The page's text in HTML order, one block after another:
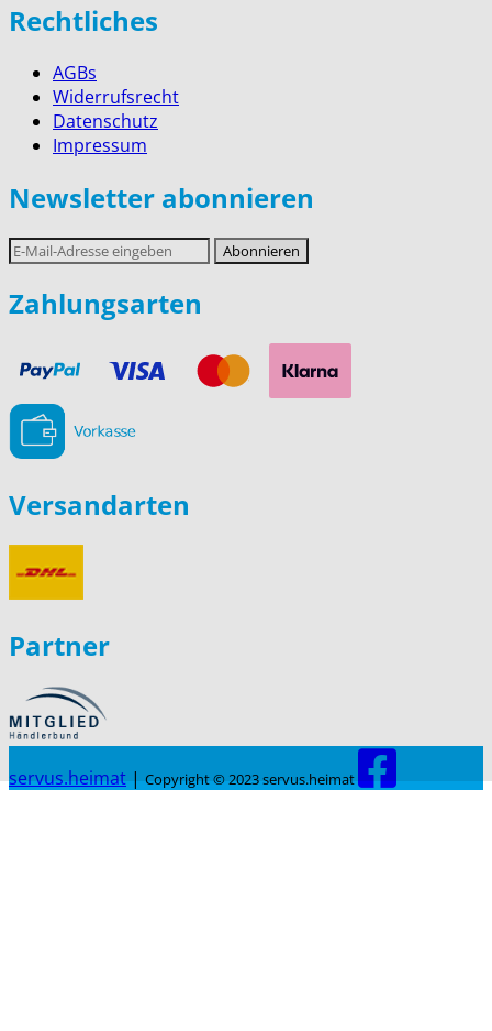
Rechtliches
AGBs
Widerrufsrecht
Datenschutz
Impressum
Newsletter abonnieren
E-
Mail-
Adresse
Abonnieren
Zahlungsarten
Versandarten
Partner
servus.heimat | Copyright © 2023 servus.heimat